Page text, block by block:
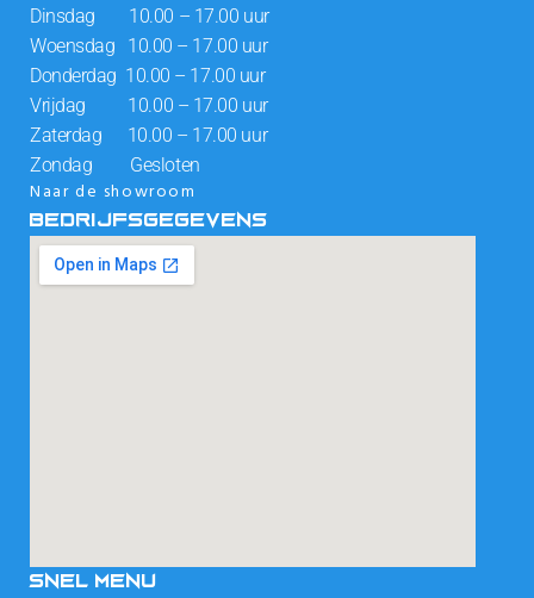
Dinsdag 10.00 – 17.00 uur
Woensdag 10.00 – 17.00 uur
Donderdag 10.00 – 17.00 uur
Vrijdag 10.00 – 17.00 uur
Zaterdag 10.00 – 17.00 uur
Zondag Gesloten
Naar de showroom
BEDRIJFSGEGEVENS
SNEL MENU